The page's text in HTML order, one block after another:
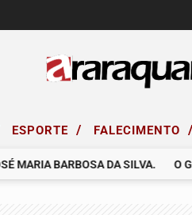
ESPORTE / FALECIMENTO /
BARBOSA DA SILVA. O